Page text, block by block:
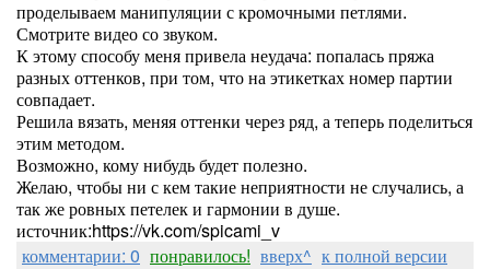
проделываем манипуляции с кромочными петлями.
Смотрите видео со звуком.
К этому способу меня привела неудача: попалась пряжа
разных оттенков, при том, что на этикетках номер партии
совпадает.
Решила вязать, меняя оттенки через ряд, а теперь поделиться
этим методом.
Возможно, кому нибудь будет полезно.
Желаю, чтобы ни с кем такие неприятности не случались, а
так же ровных петелек и гармонии в душе.
источник:https://vk.com/spicami_v
комментарии: 0 понравилось! вверх^ к полной версии